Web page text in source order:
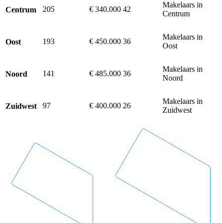
Centrum 205 € 340.000 42
Makelaars in
Centrum
Oost 193 € 450.000 36
Makelaars in
Oost
Noord 141 € 485.000 36
Makelaars in
Noord
Zuidwest 97 € 400.000 26
Makelaars in
Zuidwest